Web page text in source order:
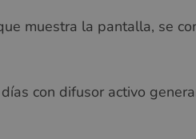
muestra la pantalla, se
con difusor activo